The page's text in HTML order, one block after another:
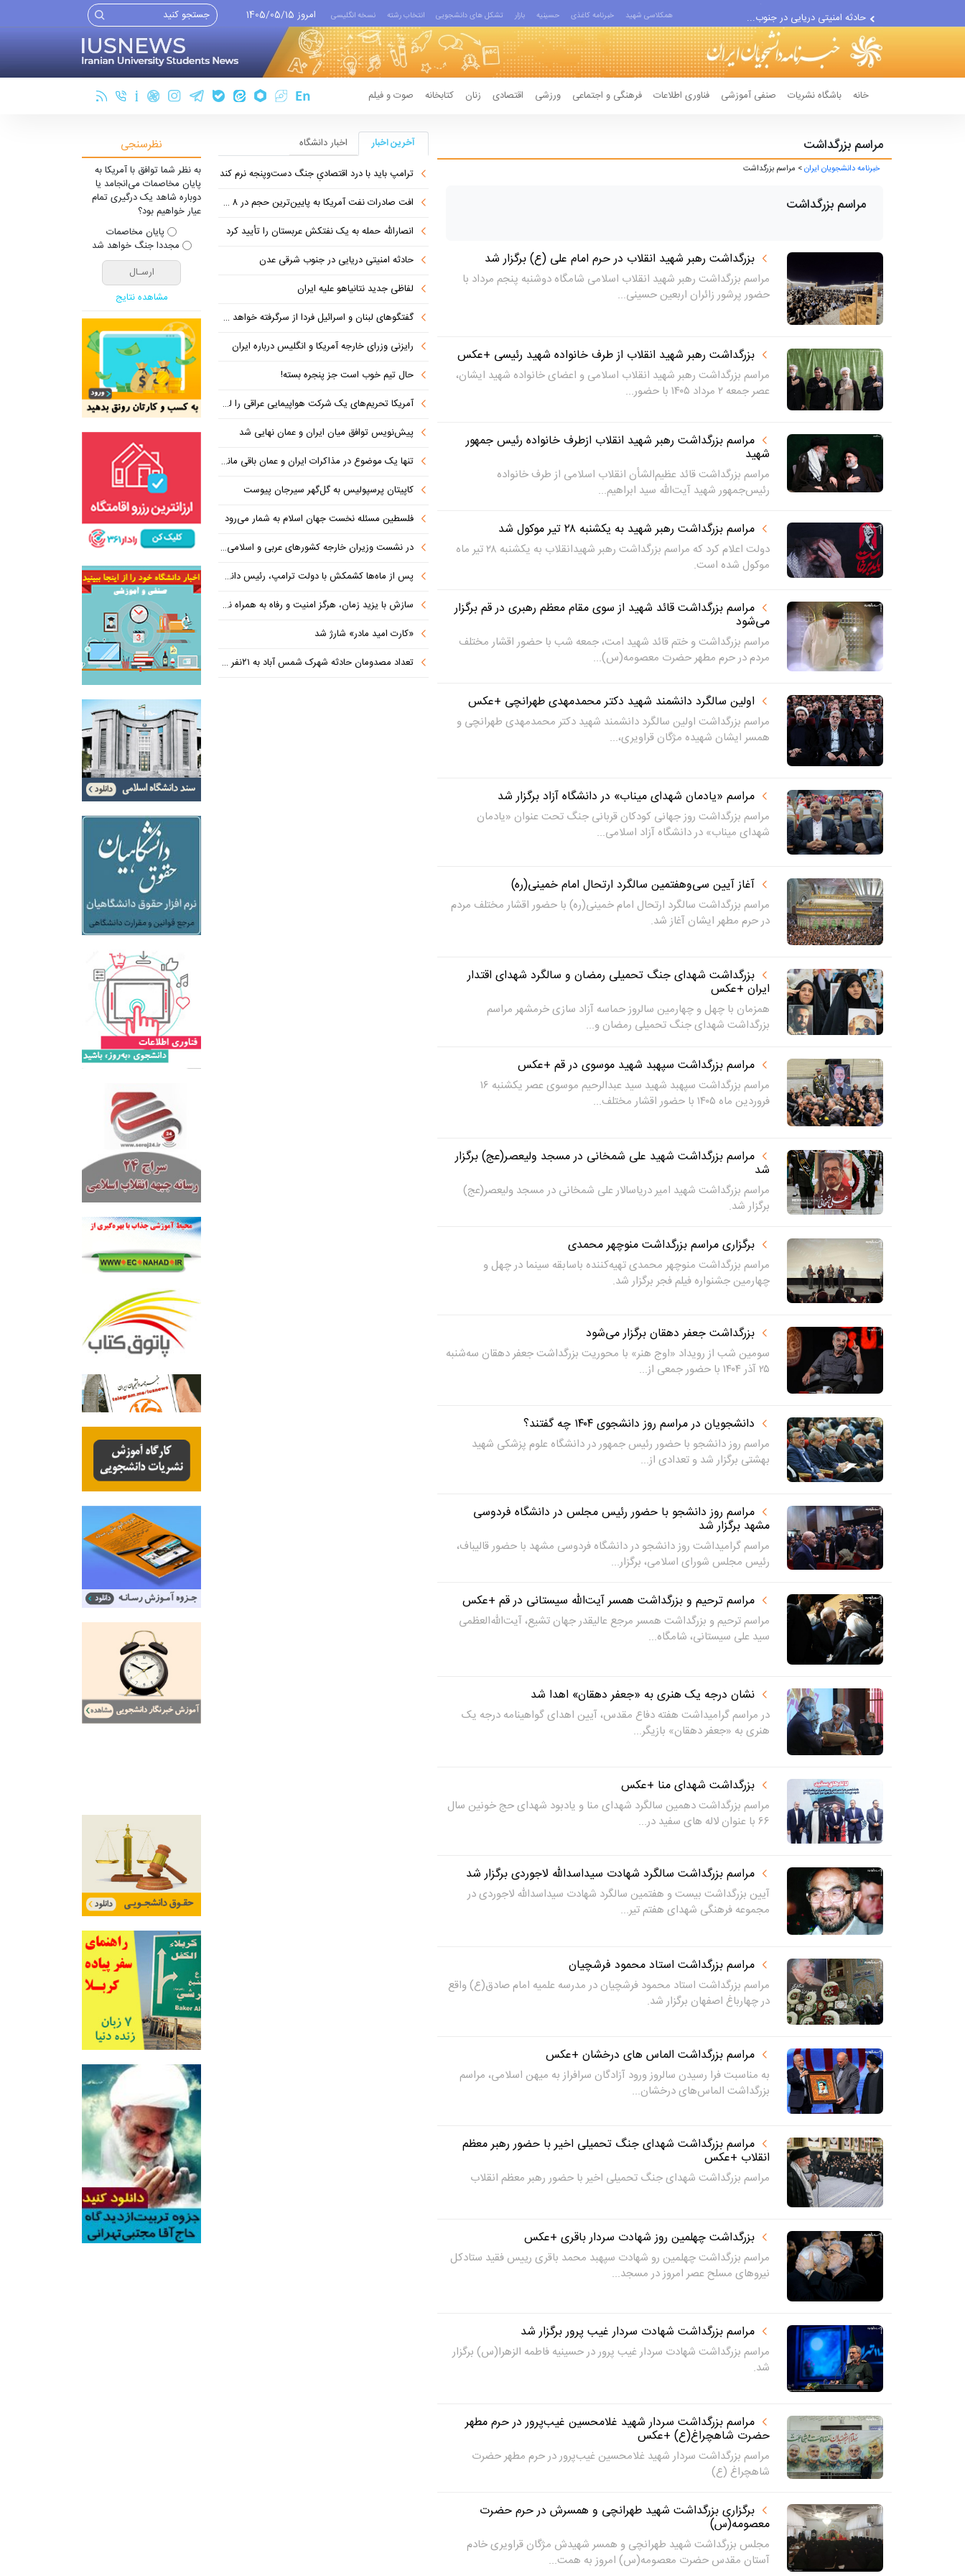
حادثه امنیتی دریایی در جنوب...
لفاظی جدید نتانیاهو علیه ایران
همکلاسی شهید خبرنامه کاغذی حسینیه بازار تشکل های دانشجویی انتخاب رشته نسخه انگلیسی امروز 1405/05/15
خانه باشگاه نشریات صنفی آموزشی فناوری اطلاعات فرهنگی و اجتماعی ورزشی اقتصادی زنان کتابخانه صوت و فیلم
مراسم بزرگداشت
خبرنامه دانشجویان ایران> مراسم بزرگداشت
مراسم بزرگداشت
بزرگداشت رهبر شهید انقلاب در حرم امام علی (ع) برگزار شد
مراسم بزرگداشت رهبر شهید انقلاب اسلامی شامگاه دوشنبه پنجم مرداد با
حضور پرشور زائران اربعین حسینی...
بزرگداشت رهبر شهید انقلاب از طرف خانواده شهید رئیسی +عکس
مراسم بزرگداشت رهبر شهید انقلاب اسلامی و اعضای خانواده شهید ایشان،
عصر جمعه ۲ مرداد ۱۴۰۵ با حضور...
مراسم بزرگداشت رهبر شهید انقلاب ازطرف خانواده رئیس جمهور
شهید
مراسم بزرگداشت قائد عظیم‌الشأن انقلاب اسلامی از طرف خانواده
رئیس‌جمهور شهید آیت‌الله سید ابراهیم...
مراسم بزرگداشت رهبر شهید به یکشنبه ۲۸ تیر موکول شد
دولت اعلام کرد که مراسم بزرگداشت رهبر شهیدانقلاب به یکشنبه ۲۸ تیر ماه
موکول شده است.
مراسم بزرگداشت قائد شهید از سوی مقام معظم رهبری در قم برگزار
می‌شود
مراسم بزرگداشت و ختم قائد شهید امت، جمعه شب با حضور اقشار مختلف
مردم در حرم مطهر حضرت معصومه(س)...
اولین سالگرد دانشمند شهید دکتر محمدمهدی طهرانچی +عکس
مراسم بزرگداشت اولین سالگرد دانشمند شهید دکتر محمدمهدی طهرانچی و
همسر ایشان شهیده مژگان قراویری،...
مراسم «یادمان شهدای میناب» در دانشگاه آزاد برگزار شد
مراسم بزرگداشت روز جهانی کودکان قربانی جنگ تحت عنوان «یادمان
شهدای میناب» در دانشگاه آزاد اسلامی...
آغاز آیین سی‌وهفتمین سالگرد ارتحال امام خمینی(ره)
مراسم بزرگداشت سالگرد ارتحال امام خمینی(ره) با حضور اقشار مختلف مردم
در حرم مطهر ایشان آغاز شد.
بزرگداشت شهدای جنگ تحمیلی رمضان و سالگرد شهدای اقتدار
ایران +عکس
همزمان با چهل و چهارمین سالروز حماسه آزاد سازی خرمشهر مراسم
بزرگداشت شهدای جنگ تحمیلی رمضان و...
مراسم بزرگداشت سپهبد شهید موسوی در قم +عکس
مراسم بزرگداشت سپهبد شهید سید عبدالرحیم موسوی عصر یکشنبه ۱۶
فروردین ماه ۱۴۰۵ با حضور اقشار مختلف...
مراسم بزرگداشت شهید علی شمخانی در مسجد ولیعصر(عج) برگزار
شد
مراسم بزرگداشت شهید امیر دریاسالار علی شمخانی در مسجد ولیعصر(عج)
برگزار شد.
برگزاری مراسم بزرگداشت منوچهر محمدی
مراسم بزرگداشت منوچهر محمدی تهیه‌کننده باسابقه سینما در چهل و
چهارمین جشنواره فیلم فجر برگزار شد.
بزرگداشت جعفر دهقان برگزار می‌شود
سومین شب از رویداد «اوج هنر» با محوریت بزرگداشت جعفر دهقان سه‌شنبه
۲۵ آذر ۱۴۰۴ با حضور جمعی از...
دانشجویان در مراسم روز دانشجوی ۱۴۰۴ چه گفتند؟
مراسم روز دانشجو با حضور رئیس جمهور در دانشگاه علوم پزشکی شهید
بهشتی برگزار شد و تعدادی از...
مراسم روز دانشجو با حضور رئیس مجلس در دانشگاه فردوسی
مشهد برگزار شد
مراسم گرامیداشت روز دانشجو در دانشگاه فردوسی مشهد با حضور قالیباف،
رئیس مجلس شورای اسلامی، برگزار...
مراسم ترحیم و بزرگداشت همسر آیت‌الله سیستانی در قم +عکس
مراسم ترحیم و بزرگداشت همسر مرجع عالیقدر جهان تشیع، آیت‌الله‌العظمی
سید علی سیستانی، شامگاه...
نشان درجه‌ یک هنری به «جعفر دهقان» اهدا شد
در مراسم گرامیداشت هفته دفاع مقدس، آیین اهدای گواهینامه درجه یک
هنری به «جعفر دهقان» بازیگر...
بزرگداشت شهدای منا +عکس
مراسم بزرگداشت دهمین سالگرد شهدای منا و یادبود شهدای حج خونین سال
۶۶ با عنوان لاله های سفید در...
مراسم بزرگداشت سالگرد شهادت سیداسدالله لاجوردی برگزار شد
آیین بزرگداشت بیست و هفتمین سالگرد شهادت سیداسدالله لاجوردی در
مجموعه فرهنگی شهدای هفتم تیر...
مراسم بزرگداشت استاد محمود فرشچیان
مراسم بزرگداشت استاد محمود فرشچیان در مدرسه علمیه امام صادق(ع) واقع
در چهارباغ اصفهان برگزار شد.
مراسم بزرگداشت الماس های درخشان +عکس
به مناسبت فرا رسیدن سالروز ورود آزادگان سرافراز به میهن اسلامی، مراسم
بزرگداشت الماس‌های درخشان...
مراسم بزرگداشت شهدای جنگ تحمیلی اخیر با حضور رهبر معظم
انقلاب +عکس
مراسم بزرگداشت شهدای جنگ تحمیلی اخیر با حضور رهبر معظم انقلاب
بزرگداشت چهلمین روز شهادت سردار باقری +عکس
مراسم بزرگداشت چهلمین رو شهادت سپهبد محمد باقری رییس فقید ستادکل
نیروهای مسلح عصر امروز در مسجد...
مراسم بزرگداشت شهادت سردار غیب پرور برگزار شد
مراسم بزرگداشت شهادت سردار غیب پرور در حسینیه فاطمه الزهرا(س) برگزار
شد.
مراسم بزرگداشت سردار شهید غلامحسین غیب‌پرور در حرم مطهر
حضرت شاهچراغ(ع) +عکس
مراسم بزرگداشت سردار شهید غلامحسین غیب‌پرور در حرم مطهر حضرت
شاهچراغ (ع)
برگزاری بزرگداشت شهید طهرانچی و همسرش در حرم حضرت
معصومه(س)
مجلس بزرگداشت شهید طهرانچی و همسر شهیدش مژگان قراویری خادم
آستان مقدس حضرت معصومه(س) امروز به همت...
آخرین اخبار
اخبار دانشگاه
ترامپ باید با درد اقتصادیِ جنگ دست‌و‌پنجه نرم کند
افت صادرات نفت آمریکا به پایین‌ترین حجم در ۸ ماه اخیر
انصارالله حمله به یک نفتکش عربستان را تأیید کرد
حادثه امنیتی دریایی در جنوب شرقی عدن
لفاظی جدید نتانیاهو علیه ایران
گفتگوهای لبنان و اسرائیل فردا از سرگرفته خواهد شد!
رایزنی وزرای خارجه آمریکا و انگلیس درباره ایران
حال تیم خوب است جز پنجره بسته!
آمریکا تحریم‌های یک شرکت هواپیمایی عراقی را لغو کرد
پیش‌نویس توافق میان ایران و عمان نهایی شد
تنها یک موضوع در مذاکرات ایران و عمان باقی مانده است
کاپیتان پرسپولیس به گل‌گهر سیرجان پیوست
فلسطین مسئله نخست جهان اسلام به شمار می‌رود
در نشست وزیران خارجه کشورهای عربی و اسلامی در امان چه گذشت؟
پس از ماه‌ها کشمکش با دولت ترامپ، رئیس دانشگاه براون کنار می‌رود
سازش با یزید زمان، هرگز امنیت و رفاه به همراه نداشته است
«کارت امید مادر» شارژ شد
تعداد مصدومان حادثه شهرک شمس آباد به ۲۱نفر رسید
نظرسنجی
به نظر شما توافق با آمریکا به
پایان مخاصمات می‌انجامد یا
دوباره شاهد یک درگیری تمام
عیار خواهیم بود؟
پایان مخاصمات
مجددا جنگ خواهد شد
مشاهده نتایج